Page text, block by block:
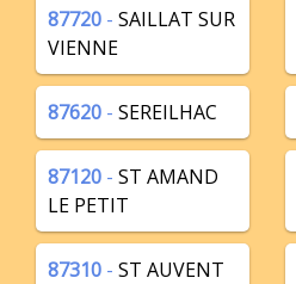
87720 - SAILLAT SUR
VIENNE
87620 - SEREILHAC
87120 - ST AMAND
LE PETIT
87310 - ST AUVENT